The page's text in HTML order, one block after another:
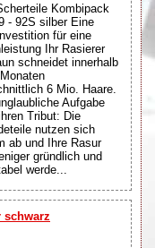
Kombipack
- 92S silber Eine
für eine
Ihr Rasierer
schneidet innerhalb
6 Mio. Haare.
Aufgabe
Tribut: Die
nutzen sich
ab und Ihre Rasur
gründlich und
werde...
schwarz